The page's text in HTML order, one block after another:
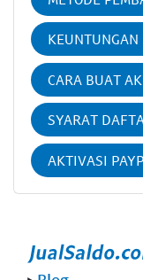
KEUNTUNGAN
CARA BUAT
SYARAT
AKTIVASI